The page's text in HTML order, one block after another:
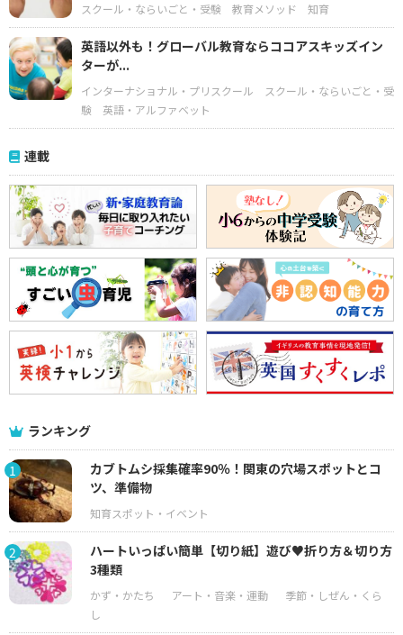
スクール・ならいごと・受験 教育メソッド 知育
英語以外も！グローバル教育ならココアスキッズイン
ターが...
インターナショナル・プリスクール
スクール・ならいごと・受
験
英語・アルファベット
連載
ランキング
1
カブトムシ採集確率90％！関東の穴場スポットとコ
ツ、準備物
2
ハートいっぱい簡単【切り紙】遊び♥折り方＆切り方
3種類